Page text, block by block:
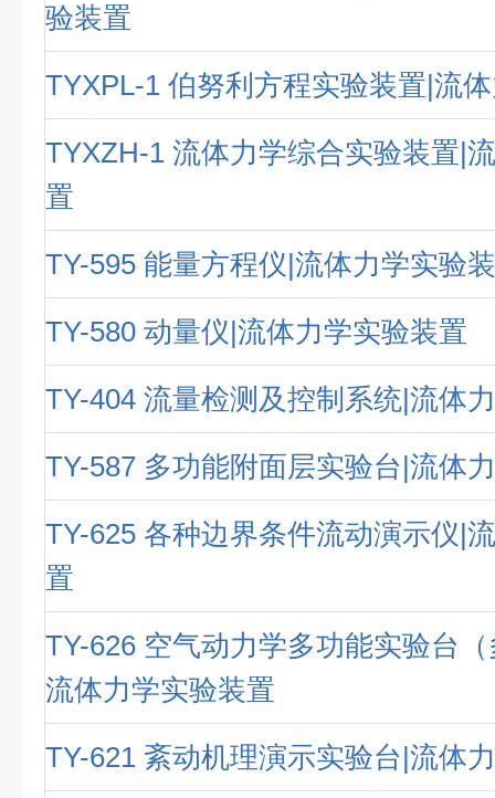
验装置
TYXPL-1 伯努利方程实验装置|流
TYXZH-1 流体力学综合实验装置|
置
TY-595 能量方程仪|流体力学实验
TY-580 动量仪|流体力学实验装置
TY-404 流量检测及控制系统|流体
TY-587 多功能附面层实验台|流体
TY-625 各种边界条件流动演示仪|
置
TY-626 空气动力学多功能实验台
流体力学实验装置
TY-621 紊动机理演示实验台|流体